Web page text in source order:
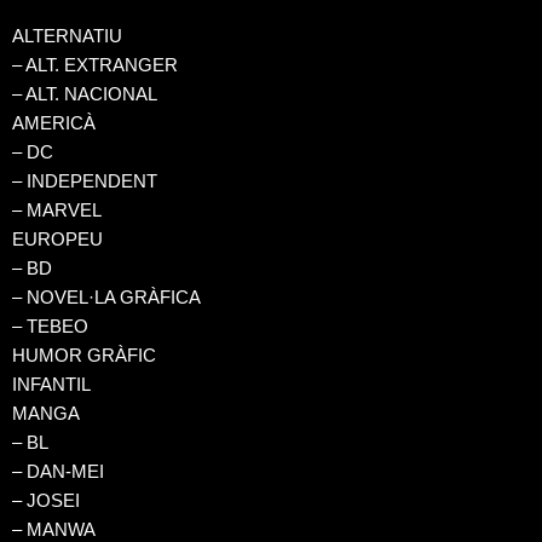
ALTERNATIU
– ALT. EXTRANGER
– ALT. NACIONAL
AMERICÀ
– DC
– INDEPENDENT
– MARVEL
EUROPEU
– BD
– NOVEL·LA GRÀFICA
– TEBEO
HUMOR GRÀFIC
INFANTIL
MANGA
– BL
– DAN-MEI
– JOSEI
– MANWA